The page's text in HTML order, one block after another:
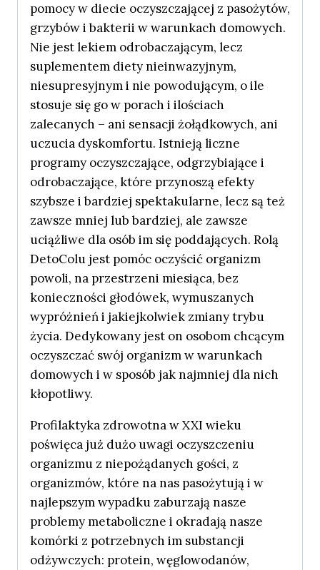
pomocy w diecie oczyszczającej z pasożytów,
grzybów i bakterii w warunkach domowych.
Nie jest lekiem odrobaczającym, lecz
suplementem diety nieinwazyjnym,
niesupresyjnym i nie powodującym, o ile
stosuje się go w porach i ilościach
zalecanych – ani sensacji żołądkowych, ani
uczucia dyskomfortu. Istnieją liczne
programy oczyszczające, odgrzybiające i
odrobaczające, które przynoszą efekty
szybsze i bardziej spektakularne, lecz są też
zawsze mniej lub bardziej, ale zawsze
uciążliwe dla osób im się poddających. Rolą
DetoColu jest pomóc oczyścić organizm
powoli, na przestrzeni miesiąca, bez
konieczności głodówek, wymuszanych
wypróżnień i jakiejkolwiek zmiany trybu
życia. Dedykowany jest on osobom chcącym
oczyszczać swój organizm w warunkach
domowych i w sposób jak najmniej dla nich
kłopotliwy.
Profilaktyka zdrowotna w XXI wieku
poświęca już dużo uwagi oczyszczeniu
organizmu z niepożądanych gości, z
organizmów, które na nas pasożytują i w
najlepszym wypadku zaburzają nasze
problemy metaboliczne i okradają nasze
komórki z potrzebnych im substancji
odżywczych: protein, węglowodanów,